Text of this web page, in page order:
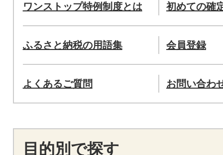
ワンストップ特例制度とは 初めての確
ふるさと納税の用語集 会員登録
よくあるご質問 お問い合わ
目的別で探す